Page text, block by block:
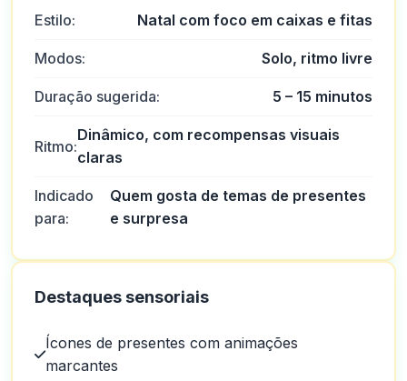
Estilo: Natal com foco em caixas e fitas
Modos: Solo, ritmo livre
Duração sugerida: 5 – 15 minutos
Ritmo:
Dinâmico, com recompensas visuais
claras
Indicado
para:
Quem gosta de temas de presentes
e surpresa
Destaques sensoriais
Ícones de presentes com animações
marcantes